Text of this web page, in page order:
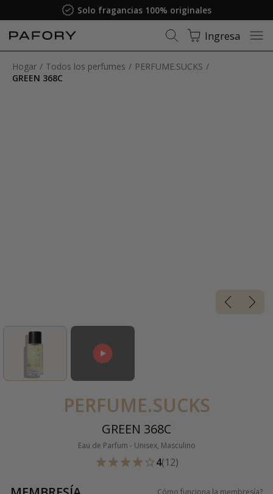
Solo fragancias 100% originales
Ingresa
Hogar Todos los perfumes
PERFUME.SUCKS
GREEN 368C
PERFUME.SUCKS
GREEN 368C
Eau de Parfum - Unisex, Masculino
4(12)